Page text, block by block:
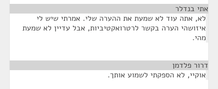
אתי בנדלר
לא, אתה עוד לא שמעת את ההערה שלי. אמרתי שיש לי
איזושהי הערה בקשר לרטרואקטיביות, אבל עדיין לא שמעת
מהי.
דרור פלדמן
אוקיי, לא הספקתי לשמוע אותך.